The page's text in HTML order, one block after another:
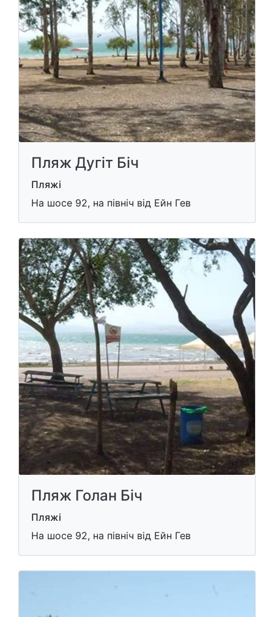
Пляж Дугіт Біч
Пляжі
На шосе 92, на північ від Ейн Гев
Пляж Голан Біч
Пляжі
На шосе 92, на північ від Ейн Гев